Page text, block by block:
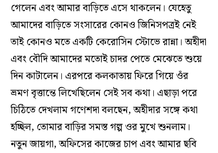
গেলেন এবং আমার বাড়িতে এসে থাকলেন। যেহেতু
আমাদের বাড়িতে সংসারের কোনও জিনিসপত্রই নেই
তাই কোনও মতে একটি কেরোসিন স্টোভে রান্না। অহীদা
এবং বৌদি আমাদের মতোই চাদর পেতে মেঝেতে শুয়ে
দিন কাটালেন। এরপরে কলকাতায় ফিরে গিয়ে ওঁর
ভ্রমণ বৃত্তান্তে লিখেছিলেন সেই সব কথা। এছাড়া পরে
চিঠিতে দেখলাম গণেশদা বলছেন, অহীদার সঙ্গে কথা
হচ্ছিল, তোমার বাড়ির সমস্ত গল্প ওর মুখে শুনলাম।
নতুন জায়গা, অফিসের কাজের চাপ এবং আমার ছবি